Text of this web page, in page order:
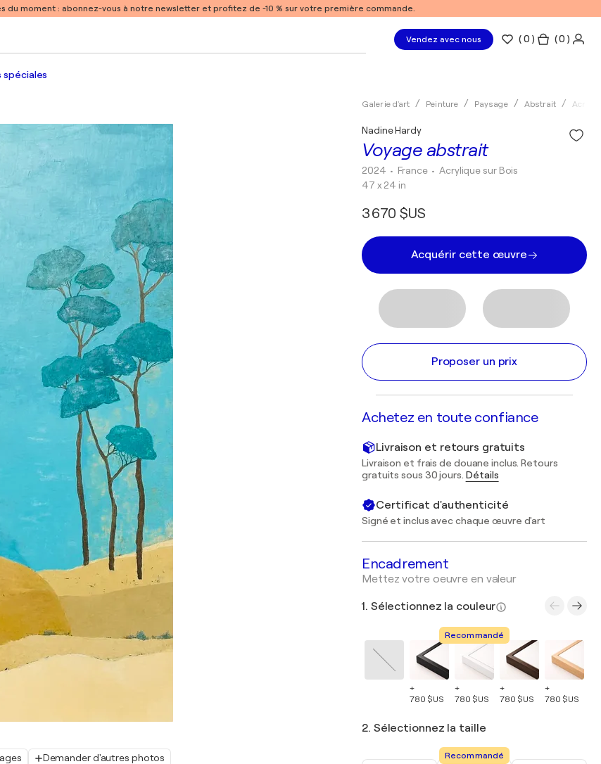
du moment : abonnez-vous à notre newsletter et profitez de -10 % sur votre première commande.
Vendez avec nous (0 ) ( 0 )
Demander d'autres photos
Galerie d'art Peinture Paysage Abstrait
Voyage abstrait
Nadine Hardy
2024 • France •Acrylique sur Bois
47 x 24 in
3 670 $US
Acquérir cette œuvre
Proposer un prix
Achetez en toute confiance
Livraison et retours gratuits
Livraison et frais de douane inclus. Retours
gratuits sous 30 jours. Détails
Certificat d'authenticité
Signé et inclus avec chaque œuvre d'art
Encadrement
Mettez votre oeuvre en valeur
1. Sélectionnez la couleur
+
780 $US
Recommandé
+
780 $US
+
780 $US
+
780 $US
2. Sélectionnez la taille
Recommandé